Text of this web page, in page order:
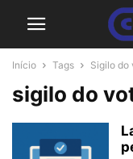
Início Tags Sigilo do
sigilo do